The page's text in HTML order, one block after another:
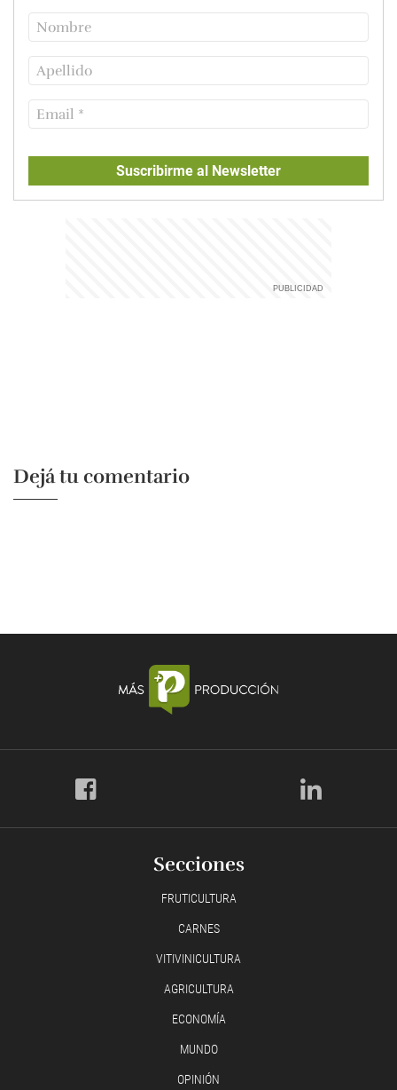
Suscribirme al Newsletter
Dejá tu comentario
Secciones
FRUTICULTURA
CARNES
VITIVINICULTURA
AGRICULTURA
ECONOMÍA
MUNDO
OPINIÓN